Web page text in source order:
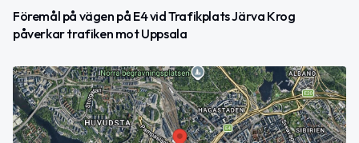
Föremål på vägen på E4 vid Trafikplats Järva Krog
påverkar trafiken mot Uppsala